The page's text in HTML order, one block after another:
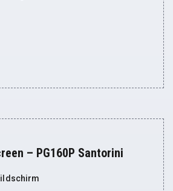
– PG160P Santorini